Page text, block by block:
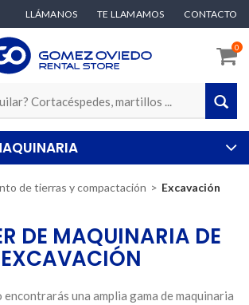
LLÁMANOS TE LLAMAMOS CONTACTO
0
de tierras y compactación Excavación
DE MAQUINARIA DE
EXCAVACIÓN
encontrarás una amplia gama de maquinaria